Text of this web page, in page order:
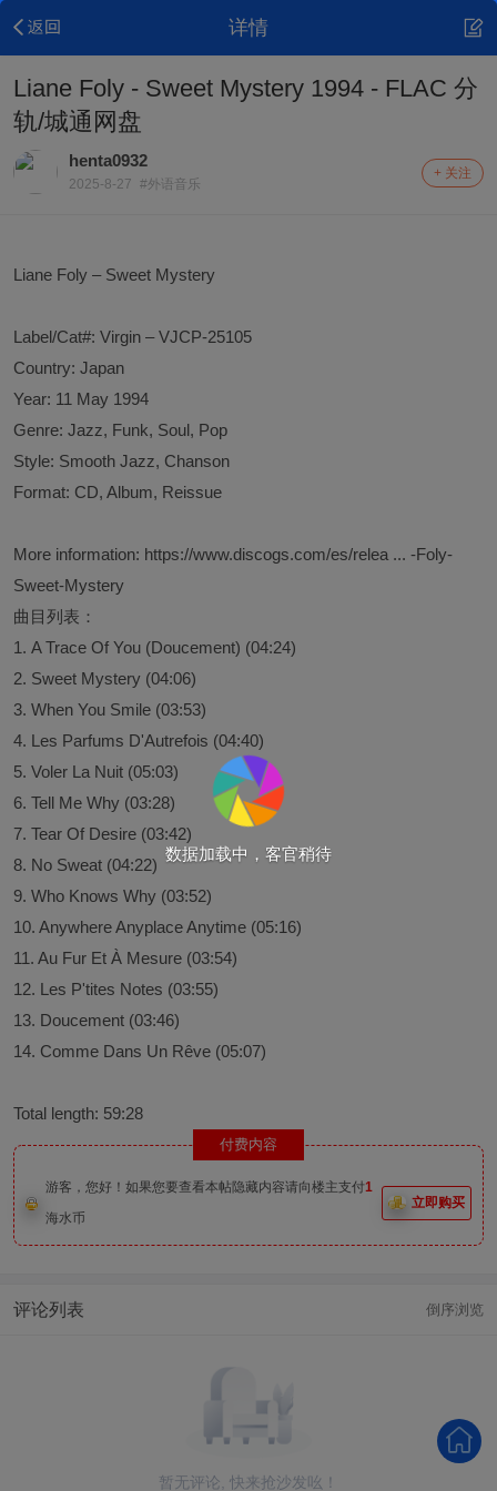
数据加载中，客官稍待
详情
Liane Foly - Sweet Mystery 1994 - FLAC 分
轨/城通网盘
henta0932
2025-8-27 #外语音乐
+ 关注
Liane Foly – Sweet Mystery
Label/Cat#: Virgin – VJCP-25105
Country: Japan
Year: 11 May 1994
Genre: Jazz, Funk, Soul, Pop
Style: Smooth Jazz, Chanson
Format: CD, Album, Reissue
More information: https://www.discogs.com/es/relea ... -Foly-
Sweet-Mystery
曲目列表：
1. A Trace Of You (Doucement) (04:24)
2. Sweet Mystery (04:06)
3. When You Smile (03:53)
4. Les Parfums D'Autrefois (04:40)
5. Voler La Nuit (05:03)
6. Tell Me Why (03:28)
7. Tear Of Desire (03:42)
8. No Sweat (04:22)
9. Who Knows Why (03:52)
10. Anywhere Anyplace Anytime (05:16)
11. Au Fur Et À Mesure (03:54)
12. Les P'tites Notes (03:55)
13. Doucement (03:46)
14. Comme Dans Un Rêve (05:07)
Total length: 59:28
付费内容
游客，您好！如果您要查看本帖隐藏内容请向楼主支付1
海水币
立即购买
评论列表 倒序浏览
暂无评论, 快来抢沙发吆！